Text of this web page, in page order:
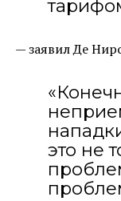
— заявил Де
это не